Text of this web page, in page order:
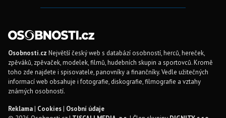
Osobnosti.cz Největší český web s databází osobností, herců, hereček,
zpěváků, zpěvaček, modelek, filmů, hudebních skupin a sportovců. Kromě
toho zde najdete i spisovatele, panovníky a finančníky. Vedle užitečných
informací web obsahuje i fotografie, diskografie, filmografie a vztahy
známých osobností.
Reklama| Cookies| Osobní údaje